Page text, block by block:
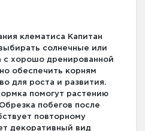
клематиса Капитан
солнечные или
с хорошо дренированной
обеспечить корням
для роста и развития.
помогут растению
побегов после
повторному
декоративный вид